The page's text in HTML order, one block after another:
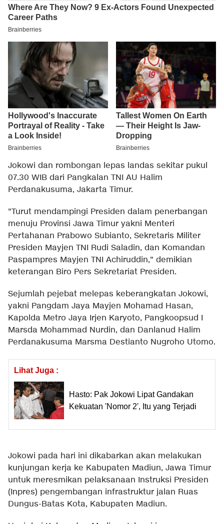
Jokowi dan rombongan lepas landas sekitar pukul
07.30 WIB dari Pangkalan TNI AU Halim
Perdanakusuma, Jakarta Timur.
"Turut mendampingi Presiden dalam penerbangan
menuju Provinsi Jawa Timur yakni Menteri
Pertahanan Prabowo Subianto, Sekretaris Militer
Presiden Mayjen TNI Rudi Saladin, dan Komandan
Paspampres Mayjen TNI Achiruddin," demikian
keterangan Biro Pers Sekretariat Presiden.
Sejumlah pejebat melepas keberangkatan Jokowi,
yakni Pangdam Jaya Mayjen Mohamad Hasan,
Kapolda Metro Jaya Irjen Karyoto, Pangkoopsud I
Marsda Mohammad Nurdin, dan Danlanud Halim
Perdanakusuma Marsma Destianto Nugroho Utomo.
Lihat Juga :
Hasto: Pak Jokowi Lipat Gandakan
Kekuatan 'Nomor 2', Itu yang Terjadi
Jokowi pada hari ini dikabarkan akan melakukan
kunjungan kerja ke Kabupaten Madiun, Jawa Timur
untuk meresmikan pelaksanaan Instruksi Presiden
(Inpres) pengembangan infrastruktur jalan Ruas
Dungus-Batas Kota, Kabupaten Madiun.